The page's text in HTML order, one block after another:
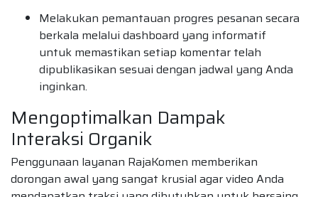
Melakukan pemantauan progres pesanan secara
berkala melalui dashboard yang informatif
untuk memastikan setiap komentar telah
dipublikasikan sesuai dengan jadwal yang Anda
inginkan.
Mengoptimalkan Dampak
Interaksi Organik
Penggunaan layanan RajaKomen memberikan
dorongan awal yang sangat krusial agar video Anda